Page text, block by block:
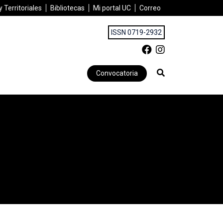
Territoriales Bibliotecas Mi portal UC Correo
ISSN 0719-2932
Convocatoria